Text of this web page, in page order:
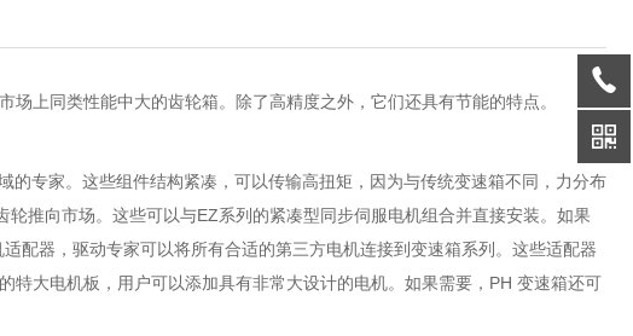
上同类性能中大的齿轮箱。除了高精度之外，它们还具有节能的特点。
专家。这些组件结构紧凑，可以传输高扭矩，因为与传统变速箱不同，力分布
推向市场。这些可以与EZ系列的紧凑型同步伺服电机组合并直接安装。如果
配器，驱动专家可以将所有合适的第三方电机连接到变速箱系列。这些适配器
大电机板，用户可以添加具有非常大设计的电机。如果需要，PH 变速箱还可